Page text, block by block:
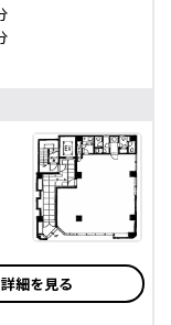
詳細を見る